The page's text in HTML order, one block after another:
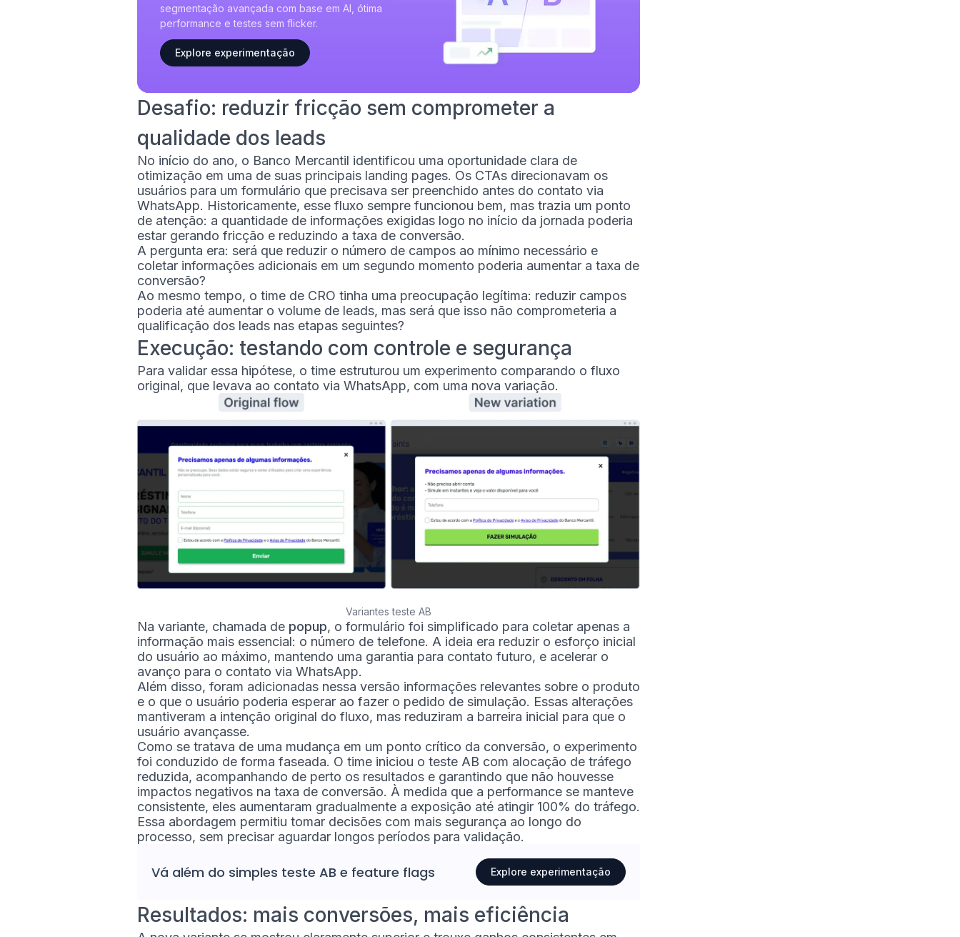
segmentação avançada com base em AI, ótima
performance e testes sem flicker.
Explore experimentação
Desafio: reduzir fricção sem comprometer a
qualidade dos leads
No início do ano, o Banco Mercantil identificou uma oportunidade clara de
otimização em uma de suas principais landing pages. Os CTAs direcionavam os
usuários para um formulário que precisava ser preenchido antes do contato via
WhatsApp. Historicamente, esse fluxo sempre funcionou bem, mas trazia um ponto
de atenção: a quantidade de informações exigidas logo no início da jornada poderia
estar gerando fricção e reduzindo a taxa de conversão.
A pergunta era: será que reduzir o número de campos ao mínimo necessário e
coletar informações adicionais em um segundo momento poderia aumentar a taxa de
conversão?
Ao mesmo tempo, o time de CRO tinha uma preocupação legítima: reduzir campos
poderia até aumentar o volume de leads, mas será que isso não comprometeria a
qualificação dos leads nas etapas seguintes?
Execução: testando com controle e segurança
Para validar essa hipótese, o time estruturou um experimento comparando o fluxo
original, que levava ao contato via WhatsApp, com uma nova variação.
Variantes teste AB
Na variante, chamada de popup, o formulário foi simplificado para coletar apenas a
informação mais essencial: o número de telefone. A ideia era reduzir o esforço inicial
do usuário ao máximo, mantendo uma garantia para contato futuro, e acelerar o
avanço para o contato via WhatsApp.
Além disso, foram adicionadas nessa versão informações relevantes sobre o produto
e o que o usuário poderia esperar ao fazer o pedido de simulação. Essas alterações
mantiveram a intenção original do fluxo, mas reduziram a barreira inicial para que o
usuário avançasse.
Como se tratava de uma mudança em um ponto crítico da conversão, o experimento
foi conduzido de forma faseada. O time iniciou o teste AB com alocação de tráfego
reduzida, acompanhando de perto os resultados e garantindo que não houvesse
impactos negativos na taxa de conversão. À medida que a performance se manteve
consistente, eles aumentaram gradualmente a exposição até atingir 100% do tráfego.
Essa abordagem permitiu tomar decisões com mais segurança ao longo do
processo, sem precisar aguardar longos períodos para validação.
Vá além do simples teste AB e feature flags Explore experimentação
Resultados: mais conversões, mais eficiência